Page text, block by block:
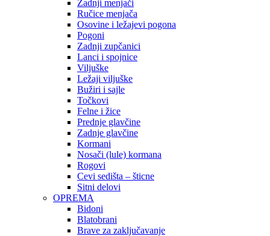
Zadnji menjači
Ručice menjača
Osovine i ležajevi pogona
Pogoni
Zadnji zupčanici
Lanci i spojnice
Viljuške
Ležaji viljuške
Bužiri i sajle
Točkovi
Felne i žice
Prednje glavčine
Zadnje glavčine
Kormani
Nosači (lule) kormana
Rogovi
Cevi sedišta – šticne
Sitni delovi
OPREMA
Bidoni
Blatobrani
Brave za zaključavanje